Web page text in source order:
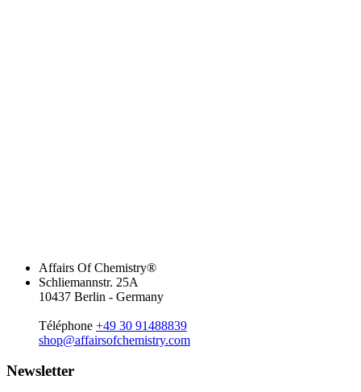
Affairs Of Chemistry®
Schliemannstr. 25A
10437 Berlin - Germany
Téléphone +49 30 91488839
shop@affairsofchemistry.com
Newsletter